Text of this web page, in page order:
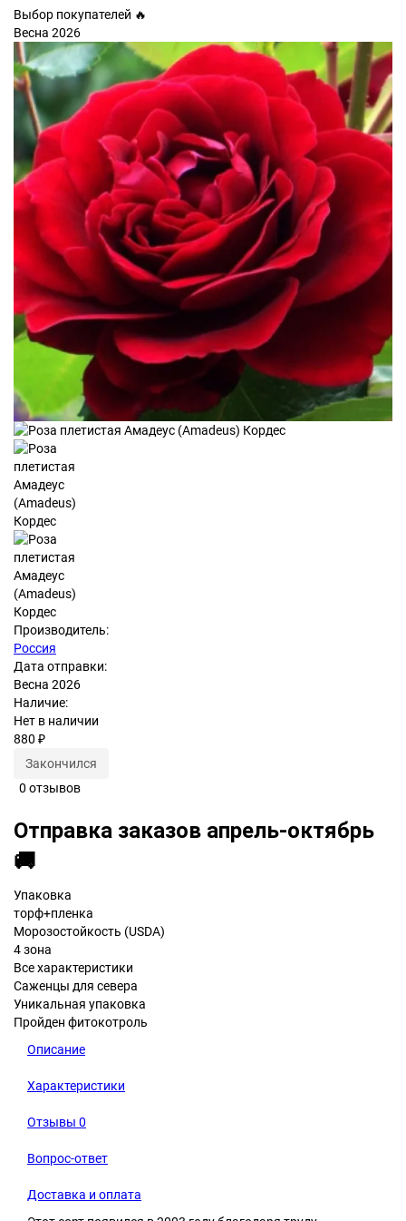
Выбор покупателей 🔥
Весна 2026
Производитель:
Россия
Дата отправки:
Весна 2026
Наличие:
Нет в наличии
880 ₽
Закончился
0 отзывов
Отправка заказов апрель-октябрь
🚚
Упаковка
торф+пленка
Морозостойкость (USDA)
4 зона
Все характеристики
Саженцы для севера
Уникальная упаковка
Пройден фитокотроль
Описание
Характеристики
Отзывы 0
Вопрос-ответ
Доставка и оплата